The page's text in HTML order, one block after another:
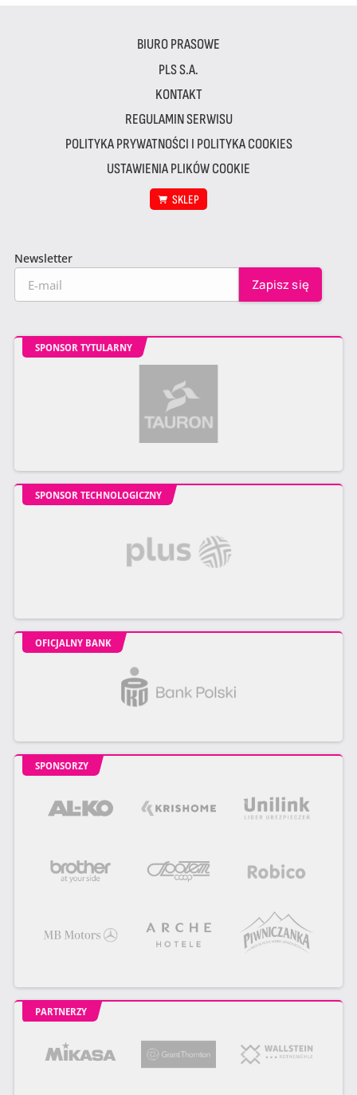
BIURO PRASOWE
PLS S.A.
KONTAKT
REGULAMIN SERWISU
POLITYKA PRYWATNOŚCI I POLITYKA COOKIES
USTAWIENIA PLIKÓW COOKIE
SKLEP
Newsletter
SPONSOR TYTULARNY
SPONSOR TECHNOLOGICZNY
OFICJALNY BANK
SPONSORZY
PARTNERZY